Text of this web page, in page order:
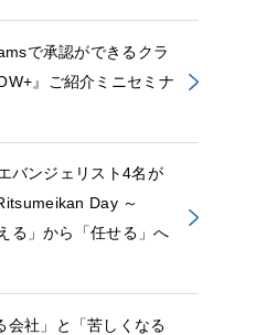
で承認ができるクラ
』ご紹介ミニセミナ
バンジェリスト4名が
Day ～
る」から「任せる」へ
会社」と「苦しくなる